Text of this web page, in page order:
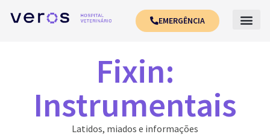
EMERGÊNCIA
Fixin:
Instrumentais
Latidos, miados e informações